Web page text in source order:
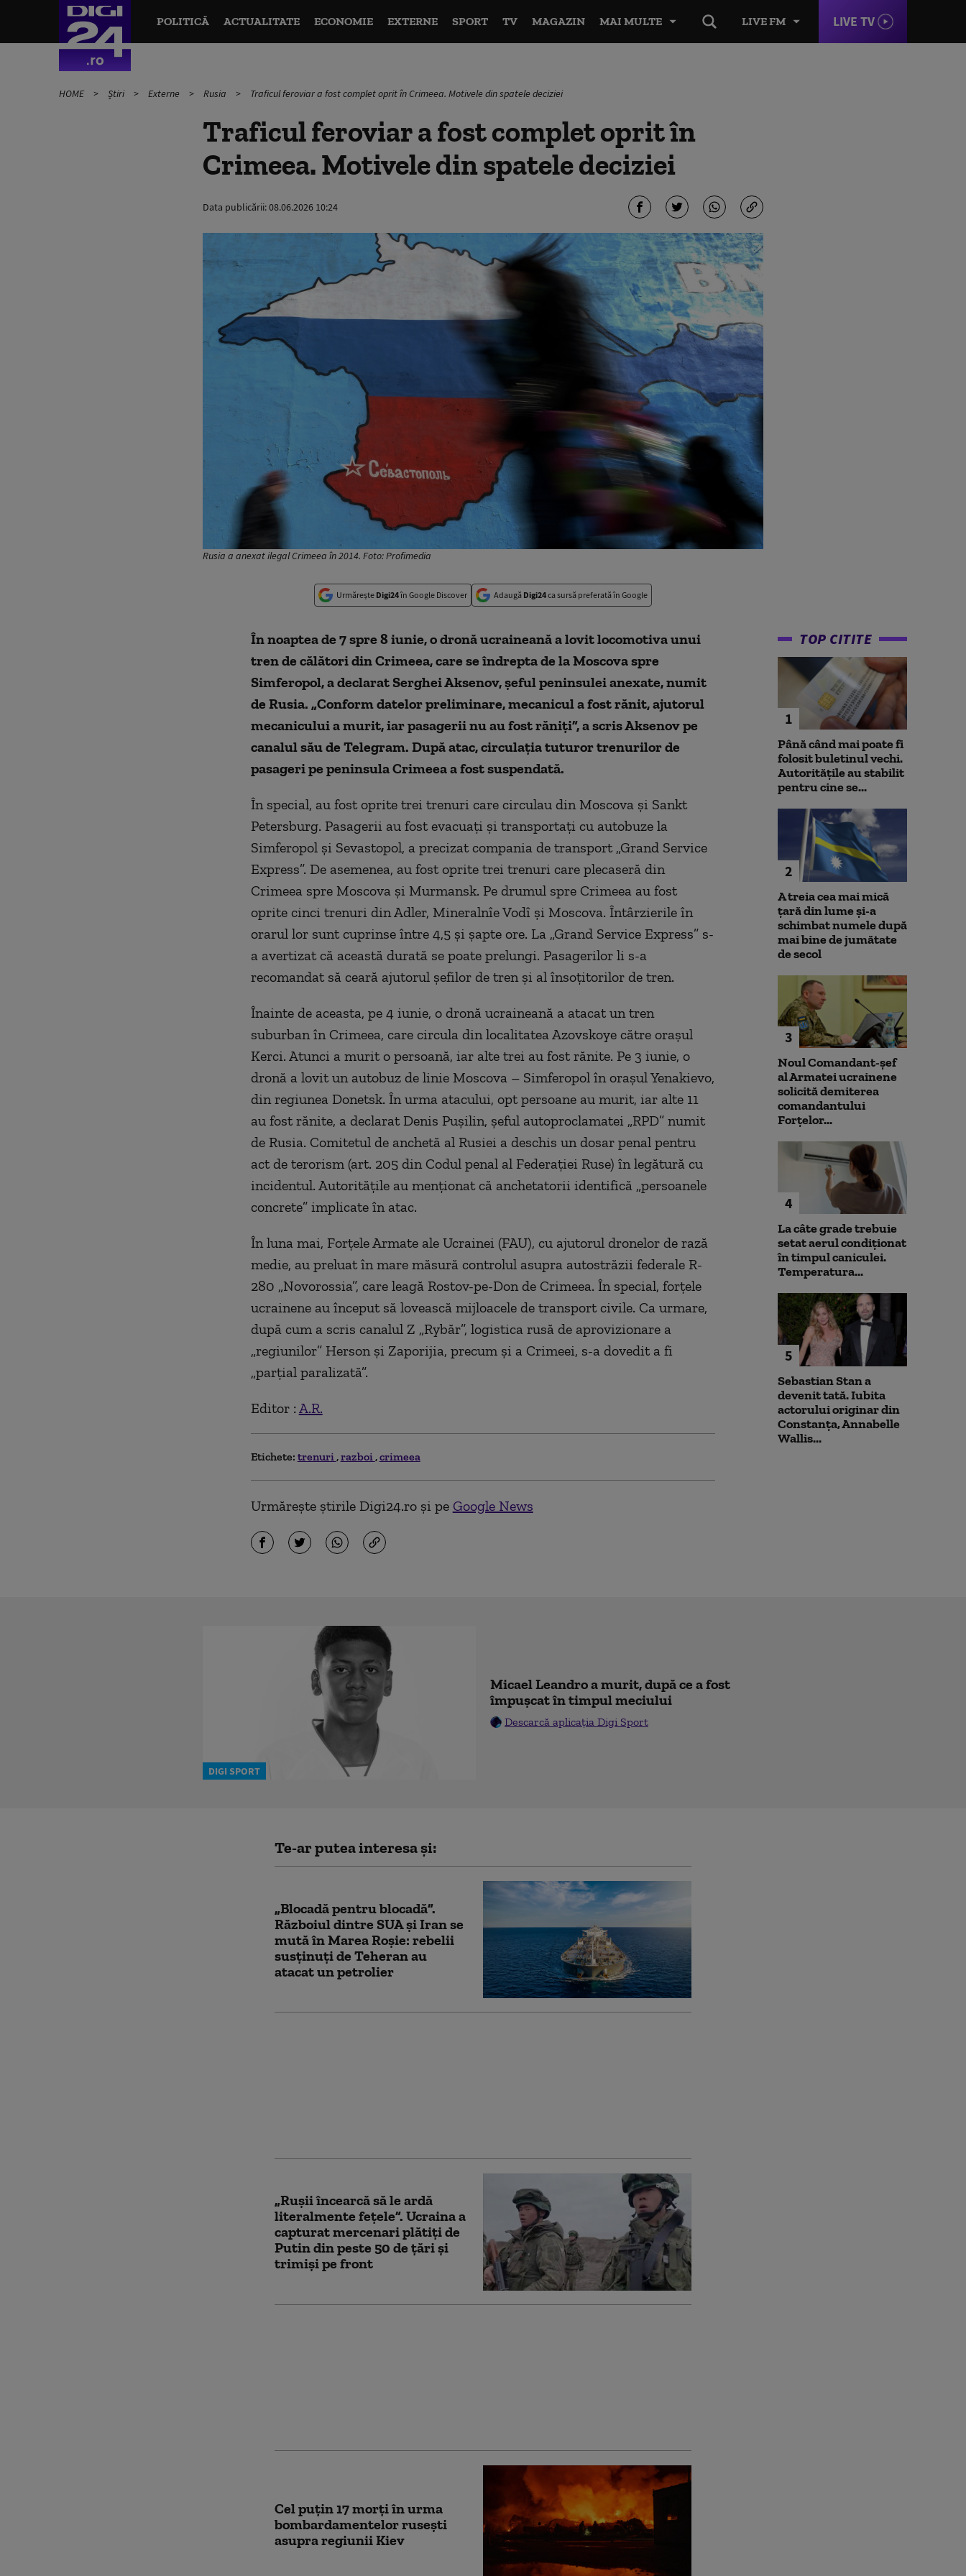
LIVE FM LIVE TV
POLITICĂ ACTUALITATE ECONOMIE EXTERNE SPORT TV MAGAZIN MAI MULTE
HOME Știri Externe Rusia Traficul feroviar a fost complet oprit în Crimeea. Motivele din spatele deciziei
Traficul feroviar a fost complet oprit în
Crimeea. Motivele din spatele deciziei
Data publicării:08.06.2026 10:24
Rusia a anexat ilegal Crimeea în 2014. Foto: Profimedia
Urmărește Digi24în Google Discover Adaugă Digi24ca sursă preferată în Google
În noaptea de 7 spre 8 iunie, o dronă ucraineană a lovit locomotiva unui
tren de călători din Crimeea, care se îndrepta de la Moscova spre
Simferopol, a declarat Serghei Aksenov, șeful peninsulei anexate, numit
de Rusia. „Conform datelor preliminare, mecanicul a fost rănit, ajutorul
mecanicului a murit, iar pasagerii nu au fost răniți”, a scris Aksenov pe
canalul său de Telegram. După atac, circulația tuturor trenurilor de
pasageri pe peninsula Crimeea a fost suspendată.
În special, au fost oprite trei trenuri care circulau din Moscova și Sankt
Petersburg. Pasagerii au fost evacuați și transportați cu autobuze la
Simferopol și Sevastopol, a precizat compania de transport „Grand Service
Express”. De asemenea, au fost oprite trei trenuri care plecaseră din
Crimeea spre Moscova și Murmansk. Pe drumul spre Crimeea au fost
oprite cinci trenuri din Adler, Mineralnîe Vodî și Moscova. Întârzierile în
orarul lor sunt cuprinse între 4,5 și șapte ore. La „Grand Service Express” s-
a avertizat că această durată se poate prelungi. Pasagerilor li s-a
recomandat să ceară ajutorul șefilor de tren și al însoțitorilor de tren.
Înainte de aceasta, pe 4 iunie, o dronă ucraineană a atacat un tren
suburban în Crimeea, care circula din localitatea Azovskoye către orașul
Kerci. Atunci a murit o persoană, iar alte trei au fost rănite. Pe 3 iunie, o
dronă a lovit un autobuz de linie Moscova – Simferopol în orașul Yenakievo,
din regiunea Donetsk. În urma atacului, opt persoane au murit, iar alte 11
au fost rănite, a declarat Denis Pușilin, șeful autoproclamatei „RPD” numit
de Rusia. Comitetul de anchetă al Rusiei a deschis un dosar penal pentru
act de terorism (art. 205 din Codul penal al Federației Ruse) în legătură cu
incidentul. Autoritățile au menționat că anchetatorii identifică „persoanele
concrete” implicate în atac.
În luna mai, Forțele Armate ale Ucrainei (FAU), cu ajutorul dronelor de rază
medie, au preluat în mare măsură controlul asupra autostrăzii federale R-
280 „Novorossia”, care leagă Rostov-pe-Don de Crimeea. În special, forțele
ucrainene au început să lovească mijloacele de transport civile. Ca urmare,
după cum a scris canalul Z „Rybăr”, logistica rusă de aprovizionare a
„regiunilor” Herson și Zaporijia, precum și a Crimeei, s-a dovedit a fi
„parțial paralizată”.
Editor : A.R.
Etichete: trenuri razboi crimeea
Urmărește știrile Digi24.ro și pe Google News
TOP CITITE
1
Până când mai poate fi
folosit buletinul vechi.
Autoritățile au stabilit
pentru cine se...
2
A treia cea mai mică
țară din lume și-a
schimbat numele după
mai bine de jumătate
de secol
3
Noul Comandant-șef
al Armatei ucrainene
solicită demiterea
comandantului
Forțelor...
4
La câte grade trebuie
setat aerul condiționat
în timpul caniculei.
Temperatura...
5
Sebastian Stan a
devenit tată. Iubita
actorului originar din
Constanța, Annabelle
Wallis...
DIGI SPORT
Micael Leandro a murit, după ce a fost
împușcat în timpul meciului
Descarcă aplicația Digi Sport
Te-ar putea interesa și:
„Blocadă pentru blocadă”.
Războiul dintre SUA și Iran se
mută în Marea Roșie: rebelii
susținuți de Teheran au
atacat un petrolier
„Rușii încearcă să le ardă
literalmente fețele”. Ucraina a
capturat mercenari plătiți de
Putin din peste 50 de țări și
trimiși pe front
Cel puțin 17 morți în urma
bombardamentelor rusești
asupra regiunii Kiev